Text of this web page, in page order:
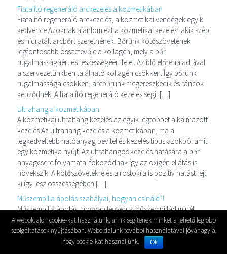
Fiatalító regeneráló arckezelés a kozmetikában
Fiatalító regeneráló arckezelés, a kozmetikai vendégek egyik
kedvence Azoknak ajánlom ezt a kozmetikai kezelést akik szép
és hidratált arcbőrt szeretnének. Bőrünk kötőszövetének
legfontosabb összetevője a kollagén, mely a bőr
rugalmasságáért és feszességéért felel. Az idő előrehaladtával
a szervezetünkben található kollagén csökken. Így bőrünk
rugalmassága csökken, arcbőrünk megereszkedik és ráncok
képződnek. A fiatalító regeneráló kezelés segít […]
Ultrahang a kozmetikában
A kozmetikai ultrahang kezelés az egyik legtöbbet alkalmazott
kezelés Az ultrahang kezelés a kozmetikában, ma a
legkedveltebb hatóanyag bevitel és kezelés típus azokból amit
egy kozmetika nyújt. Az ultrahangos kezelés hatására a bőr
anyagcsere folyamatai fokozódnak így az oxigén ellátás is
növekszik. A kötőszövetekre és a rostokra is pozitív hatást fejt
ki így lesz összességében […]
Műszempilla ápolás szabályai, hogyan csináld?!
Műszempilla ápolás, hogyan legyen a műszempillád minél
tartósabb A műszempilla ápolása és óvása az amiről sokan
megfeledkeznek, mikor műszempillát kezdenek el viselni. A
műszempillára ugyanis valóban figyelni kell. Egy kis törődéssel
és odafigyeléssel a szempillád sokkal tovább tartós és szép
A weboldalon cookie-kat használunk, amik segítenek minket a lehető legjobb
szolgáltatások nyújtásában. Weboldalunk további használatával jóváhagyja,
hogy cookie-kat használjunk.
Ok